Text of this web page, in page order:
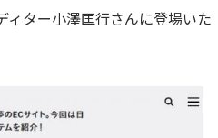
ィター小澤匡行さんに登場いた